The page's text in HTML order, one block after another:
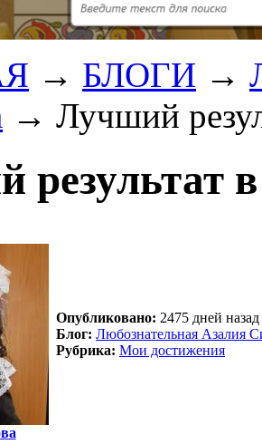
→ БЛОГИ →
→ Лучший
результат
Опубликовано: 2475 дней
Блог: Любознательная Азалия
Рубрика: Мои достижения